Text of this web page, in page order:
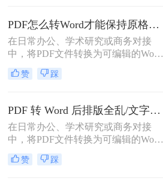
PDF怎么转Word才能保持原格式不变/版式不乱？3种专业有效方法全解析！
在日常办公、学术研究或商务对接
中，将PDF文件转换为可编辑的Word
文档是极高频的需求。但最令人头疼
的往往不是转换本身，而是转换后出
等“惨剧”。因此，很多人都在苦苦寻
找“PDF怎么转Word才能保持原格式
不变/版式不乱”的完美方案。
赞 踩
PDF 转 Word 后排版全乱/文字错位/串行/乱跑怎么办？3种高保真转换方法全解析
在日常办公、学术研究或商务对接
中，将PDF文件转换为可编辑的Word
文档是极高频的需求。但最令人头疼
的往往不是转换本身，而是转换后出
赞 踩